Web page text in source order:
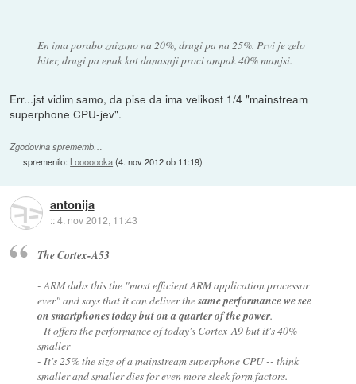
En ima porabo znizano na 20%, drugi pa na 25%. Prvi je zelo
hiter, drugi pa enak kot danasnji proci ampak 40% manjsi.
Err...jst vidim samo, da pise da ima velikost 1/4 "mainstream
superphone CPU-jev".
Zgodovina sprememb…
spremenilo: Looooooka(4. nov 2012 ob 11:19)
antonija
::4. nov 2012, 11:43
The Cortex-A53
- ARM dubs this the "most efficient ARM application processor
ever" and says that it can deliver thesame performance we see
on smartphones today but on a quarter of the power.
- It offers the performance of today's Cortex-A9 but it's 40%
smaller
- It's 25% the size of a mainstream superphone CPU -- think
smaller and smaller dies for even more sleek form factors.